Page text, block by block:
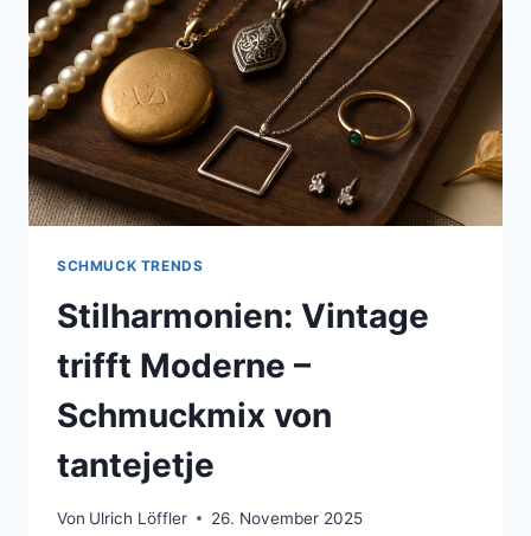
SCHMUCK TRENDS
Stilharmonien: Vintage
trifft Moderne –
Schmuckmix von
tantejetje
Von Ulrich Löffler 26. November 2025